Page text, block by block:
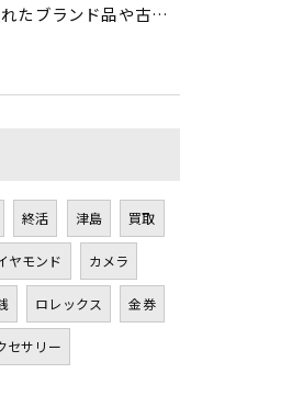
壊れたブランド品や古物の価値を見極める秘訣
終活 津島 買取
ヤモンド カメラ
ロレックス 金券
セサリー